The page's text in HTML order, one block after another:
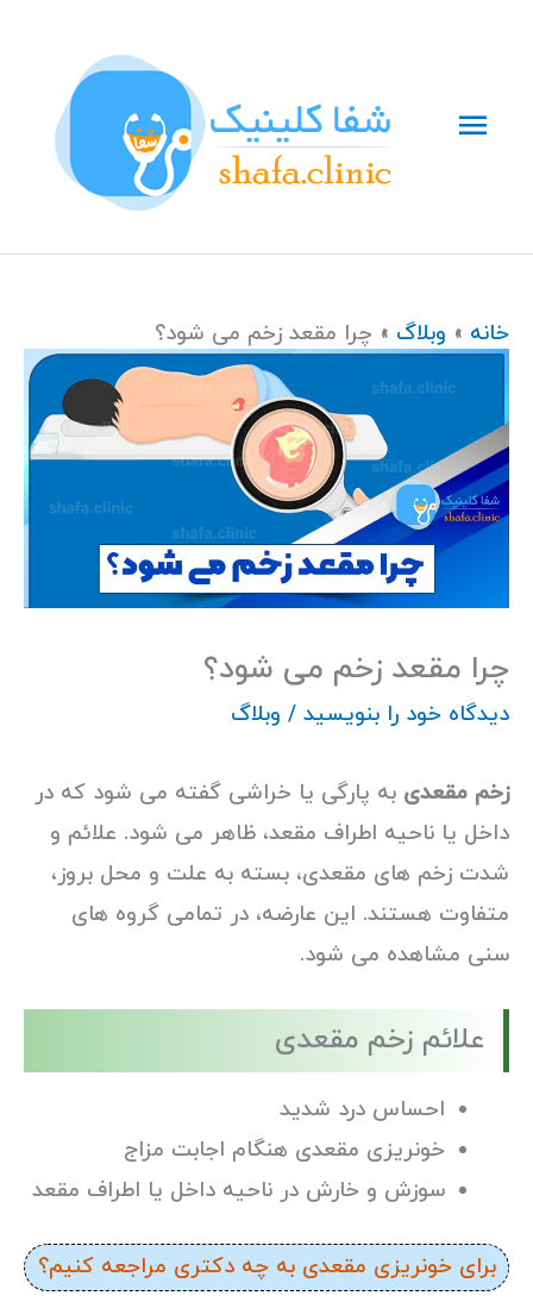
اصلی
خانه وبلاگ چرا مقعد زخم می شود؟
چرا مقعد زخم می شود؟
دیدگاه‌ خود را بنویسید / وبلاگ
زخم مقعدی به پارگی یا خراشی گفته می شود که در
داخل یا ناحیه اطراف مقعد، ظاهر می شود. علائم و
شدت زخم های مقعدی، بسته به علت و محل بروز،
متفاوت هستند. این عارضه، در تمامی گروه های
سنی مشاهده می شود.
علائم زخم مقعدی
احساس درد شدید
خونریزی مقعدی هنگام اجابت مزاج
سوزش و خارش در ناحیه داخل یا اطراف مقعد
برای خونریزی مقعدی به چه دکتری مراجعه کنیم؟